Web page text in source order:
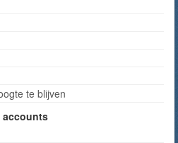
te blijven
accounts